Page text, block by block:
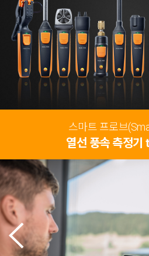
스마트 프로브
열선 풍속 측정